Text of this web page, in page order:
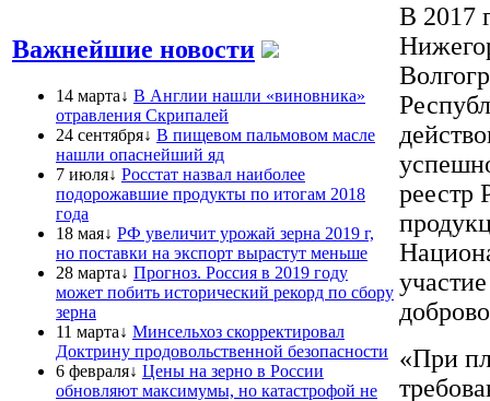
Важнейшие новости
14 марта↓ В Англии нашли «виновника»
отравления Скрипалей
24 сентября↓ В пищевом пальмовом масле
нашли опаснейший яд
7 июля↓ Росстат назвал наиболее
подорожавшие продукты по итогам 2018
года
18 мая↓ РФ увеличит урожай зерна 2019 г,
но поставки на экспорт вырастут меньше
28 марта↓ Прогноз. Россия в 2019 году
может побить исторический рекорд по сбору
зерна
11 марта↓ Минсельхоз скорректировал
Доктрину продовольственной безопасности
6 февраля↓ Цены на зерно в России
обновляют максимумы, но катастрофой не
В 2017
реестр
«При